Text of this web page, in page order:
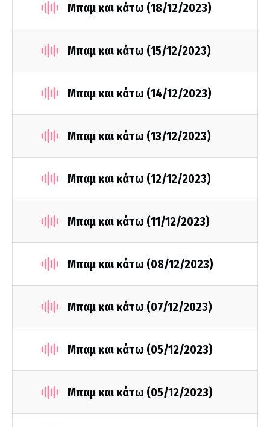
Μπαμ και κάτω (18/12/2023)
Μπαμ και κάτω (15/12/2023)
Μπαμ και κάτω (14/12/2023)
Μπαμ και κάτω (13/12/2023)
Μπαμ και κάτω (12/12/2023)
Μπαμ και κάτω (11/12/2023)
Μπαμ και κάτω (08/12/2023)
Μπαμ και κάτω (07/12/2023)
Μπαμ και κάτω (05/12/2023)
Μπαμ και κάτω (05/12/2023)